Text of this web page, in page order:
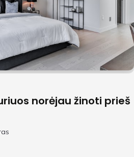
norėjau žinoti prieš